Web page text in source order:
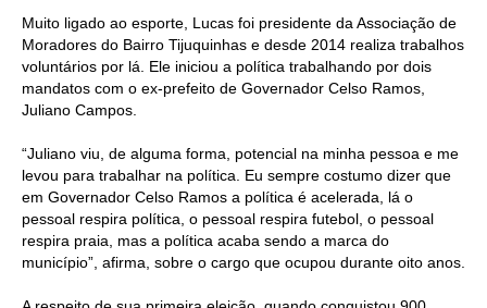
Muito ligado ao esporte, Lucas foi presidente da Associação de
Moradores do Bairro Tijuquinhas e desde 2014 realiza trabalhos
voluntários por lá. Ele iniciou a política trabalhando por dois
mandatos com o ex-prefeito de Governador Celso Ramos,
Juliano Campos.
“Juliano viu, de alguma forma, potencial na minha pessoa e me
levou para trabalhar na política. Eu sempre costumo dizer que
em Governador Celso Ramos a política é acelerada, lá o
pessoal respira política, o pessoal respira futebol, o pessoal
respira praia, mas a política acaba sendo a marca do
município”, afirma, sobre o cargo que ocupou durante oito anos.